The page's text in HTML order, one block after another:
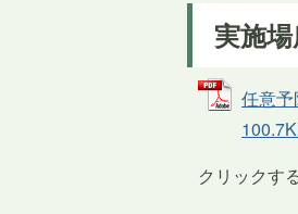
実施
任意
クリックす